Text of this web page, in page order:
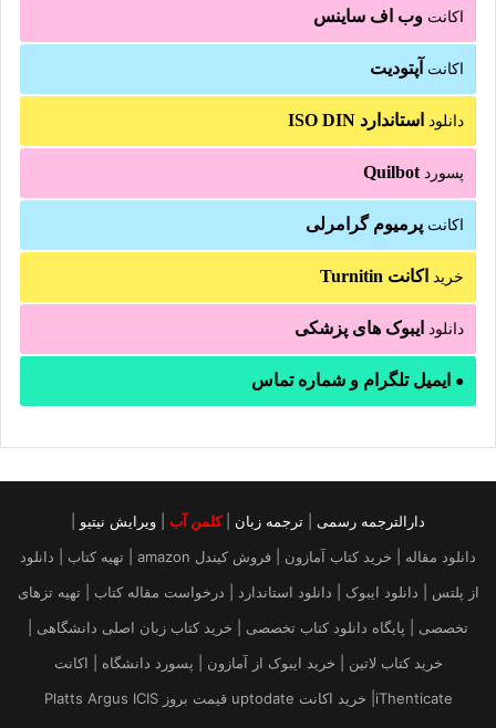
اکانت وب اف ساینس
اکانت آپتودیت
دانلود استاندارد ISO DIN
پسورد Quilbot
اکانت پرمیوم گرامرلی
خرید اکانت Turnitin
دانلود ایبوک های پزشکی
● ایمیل تلگرام و شماره تماس
دارالترجمه رسمی ترجمه زبان |کلمن آب ویرایش نیتیو
دانلود مقاله | خرید کتاب آمازون | فروش کیندل amazon | تهیه کتاب | دانلود
از پلتس | دانلود ایبوک | دانلود استاندارد | درخواست مقاله کتاب | تهیه تزهای
تخصصی | پایگاه دانلود کتاب تخصصی | خرید کتاب زبان اصلی دانشگاهی |
خرید کتاب لاتین | خرید ایبوک از آمازون | پسورد دانشگاه | اکانت
iThenticate| خريد اكانت uptodate قیمت بروز Platts Argus ICIS